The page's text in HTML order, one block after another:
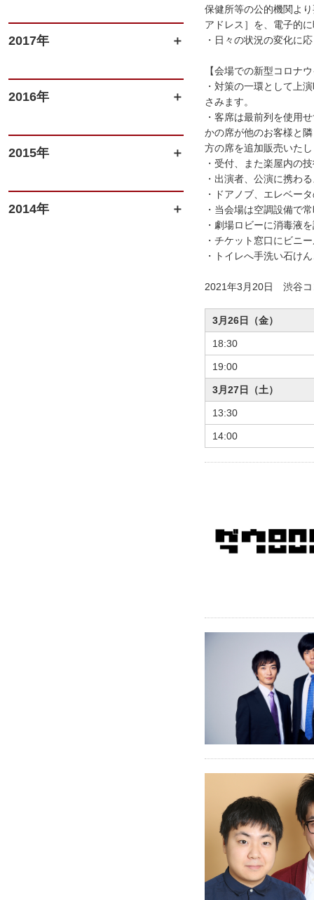
2017年
2016年
2015年
2014年
保健所等の公的機関よ
アドレス］を、電子的
・日々の状況の変化に
【会場での新型コロナ
・対策の一環として上
さみます。
・客席は最前列を使用
かの席が他のお客様と
方の席を追加販売いた
・受付、また楽屋内の
・出演者、公演に携わ
・ドアノブ、エレベー
・当会場は空調設備で
・劇場ロビーに消毒液
・チケット窓口にビニ
・トイレへ手洗い石け
2021年3月20日 渋谷コ
3月26日（金）
18:30
19:00
3月27日（土）
13:30
14:00